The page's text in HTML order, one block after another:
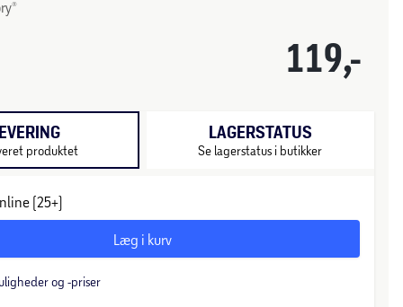
119,-
produktet
LAGERSTATUS
Se lagerstatus i butikker
(25+)
Læg i kurv
og -priser